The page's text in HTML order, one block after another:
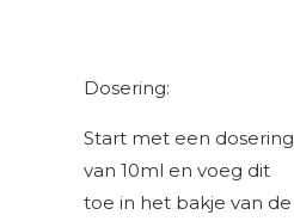
Dosering:
Start met een dosering
van 10ml en voeg dit
toe in het bakje van de